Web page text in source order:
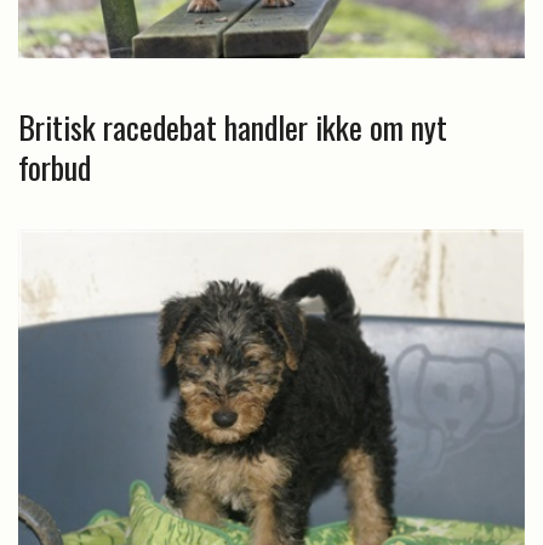
Britisk racedebat handler ikke om nyt
forbud